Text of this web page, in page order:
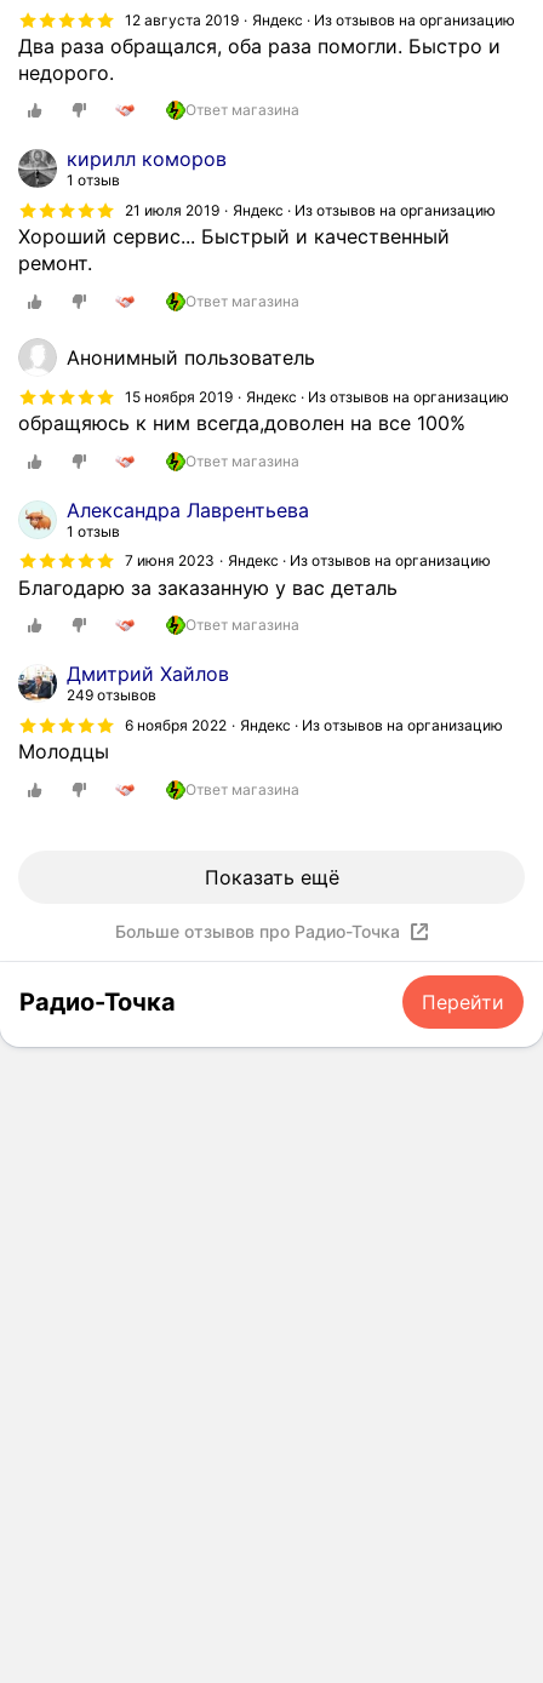
12 августа 2019
Яндекс · Из отзывов на организацию
Два раза обращался, оба раза помогли. Быстро и
недорого.
Ответ магазина
кирилл коморов
1 отзыв
21 июля 2019
Яндекс · Из отзывов на организацию
Хороший сервис... Быстрый и качественный
ремонт.
Ответ магазина
Анонимный пользователь
15 ноября 2019 Яндекс · Из отзывов на организацию
обращяюсь к ним всегда,доволен на все 100%
Ответ магазина
Александра Лаврентьева
1 отзыв
7 июня 2023
Яндекс · Из отзывов на организацию
Благодарю за заказанную у вас деталь
Ответ магазина
Дмитрий Хайлов
249 отзывов
6 ноября 2022
Яндекс · Из отзывов на организацию
Молодцы
Ответ магазина
Показать ещё
Больше отзывов про Радио-Точка
Радио-Точка Перейти